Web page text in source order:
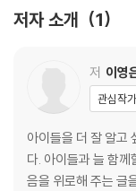
제6장 뜻밖의 여행 103
# 또 다른 늑대 이야기
제8장 떠도는 늑대 146
에필로그 늑대들 159
저자 소개 1
저 이영
관심작
아이들을 더 잘 알고
다. 아이들과 늘 함
음을 위로해 주는 글